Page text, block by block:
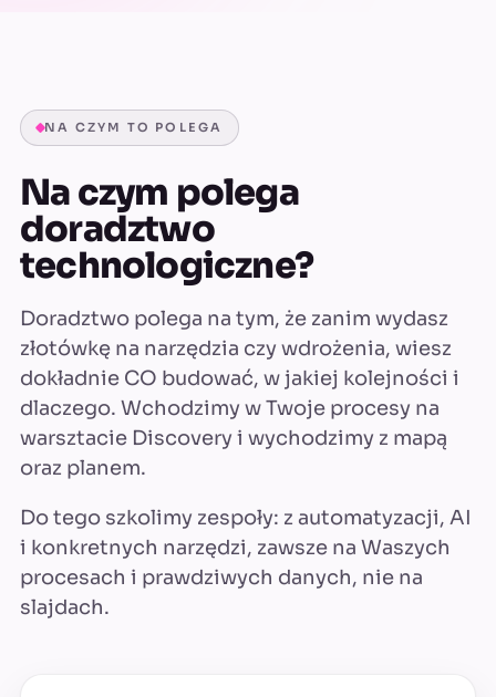
NA CZYM TO POLEGA
Na czym polega
doradztwo
technologiczne?
Doradztwo polega na tym, że zanim wydasz
złotówkę na narzędzia czy wdrożenia, wiesz
dokładnie CO budować, w jakiej kolejności i
dlaczego. Wchodzimy w Twoje procesy na
warsztacie Discovery i wychodzimy z mapą
oraz planem.
Do tego szkolimy zespoły: z automatyzacji, AI
i konkretnych narzędzi, zawsze na Waszych
procesach i prawdziwych danych, nie na
slajdach.